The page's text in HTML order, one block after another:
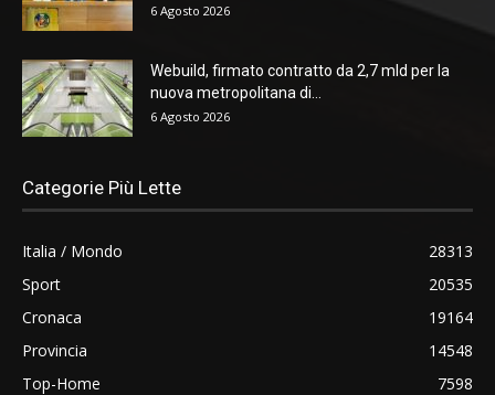
6 Agosto 2026
Webuild, firmato contratto da 2,7 mld per la
nuova metropolitana di...
6 Agosto 2026
Categorie Più Lette
Italia / Mondo
28313
Sport
20535
Cronaca
19164
Provincia
14548
Top-Home
7598